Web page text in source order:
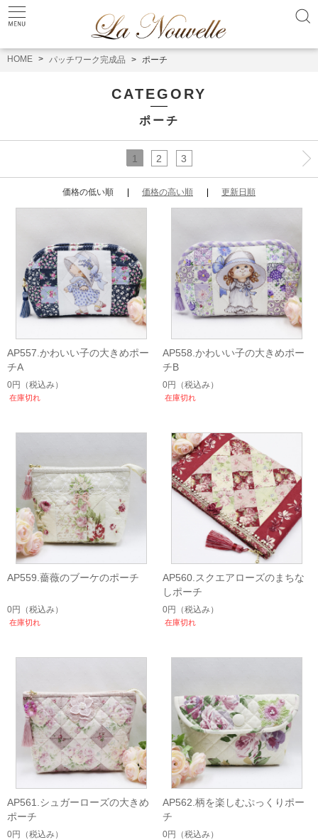
HOME パッチワーク完成品 ポーチ
CATEGORY
ポーチ
1 2 3
価格の低い順 価格の高い順 更新日順
AP557.かわいい子の大きめポー
チA
0円 （税込み）
在庫切れ
AP558.かわいい子の大きめポー
チB
0円 （税込み）
在庫切れ
AP559.薔薇のブーケのポーチ
0円 （税込み）
在庫切れ
AP560.スクエアローズのまちな
しポーチ
0円 （税込み）
在庫切れ
AP561.シュガーローズの大きめ
ポーチ
0円 （税込み）
AP562.柄を楽しむぷっくりポー
チ
0円 （税込み）